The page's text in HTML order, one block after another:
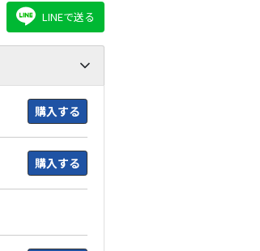
LINEで送る
購入する
購入する